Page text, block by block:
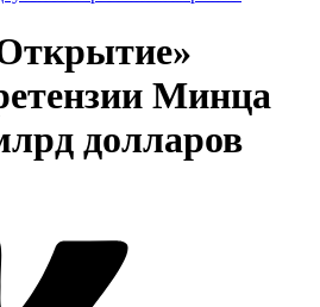
Минца
долларов